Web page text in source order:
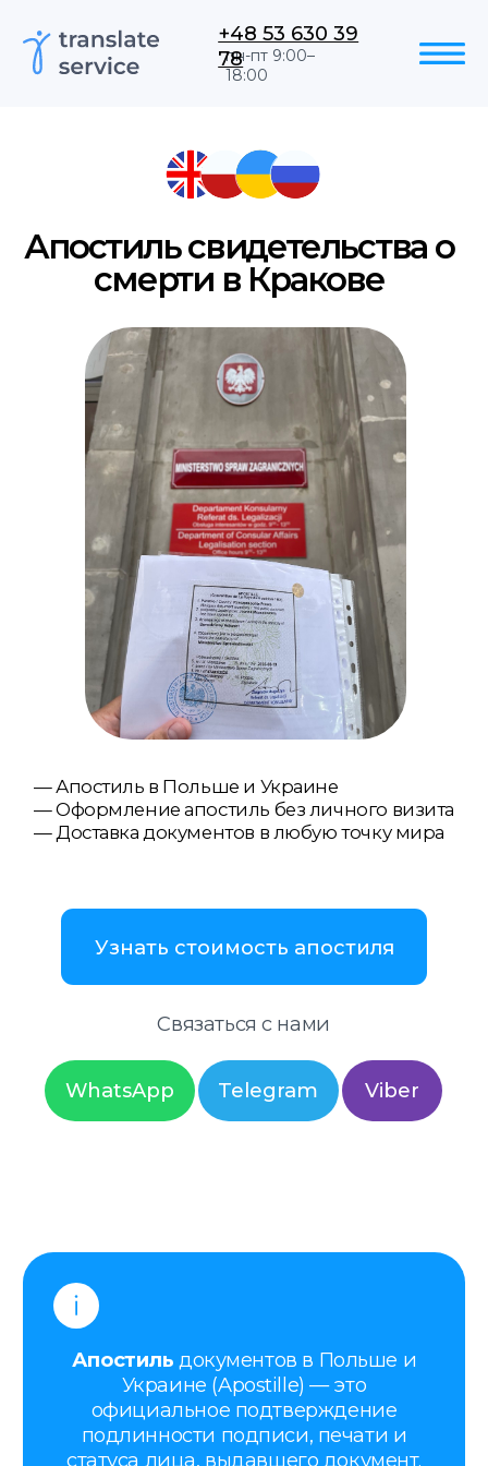
пн-пт 9:00–
+48 53 630 39
78
Апостиль свидетельства о
смерти в Кракове
— Апостиль в Польше и Украине
— Оформление апостиль без личного визита
— Доставка документов в любую точку мира
WhatsApp Telegram Viber
Связаться с нами
Узнать стоимость апостиля
Апостиль
Украине (Apostille) — это
подлинности подписи, печати и
Апостиль ставится для того, чтобы
документ, оформленный в Польше
или Украине, имел юридическую
силу за границей.